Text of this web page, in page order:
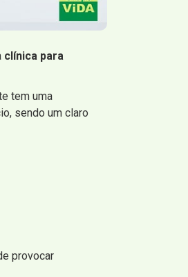
clínica para
tem uma
sendo um claro
provocar